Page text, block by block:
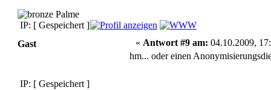
IP: [ Gespeichert ]
Gast
« Antwort #9 am: 04.10.2009,
hm... oder einen
IP: [ Gespeichert ]